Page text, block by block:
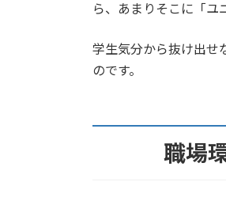
ら、あまりそこに「ユ
学生気分から抜け出せ
のです。
職場